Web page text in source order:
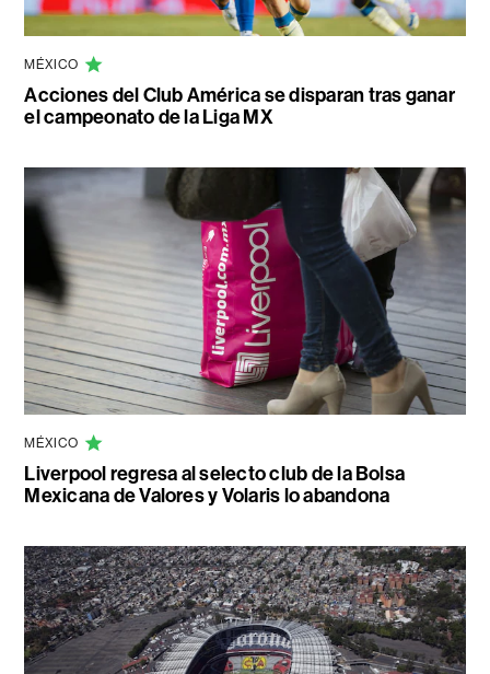
MÉXICO
Acciones del Club América se disparan tras ganar
el campeonato de la Liga MX
MÉXICO
Liverpool regresa al selecto club de la Bolsa
Mexicana de Valores y Volaris lo abandona